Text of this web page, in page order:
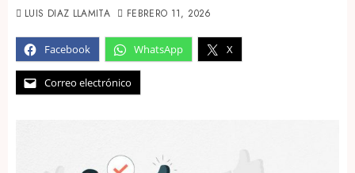
Facebook WhatsApp X
Correo electrónico
LUIS DIAZ LLAMITA FEBRERO 11, 2026